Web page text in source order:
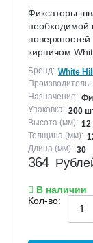
Фиксаторы
необходимой
кирпичом
Бренд: White
Производитель:
Назначение:
Упаковка: 200
Высота (мм): 12
Толщина (мм):
Длина (мм): 30
364
В наличии
Кол-во: